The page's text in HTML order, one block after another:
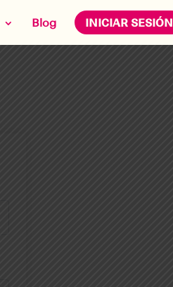
Blog INICIAR SESIÓN